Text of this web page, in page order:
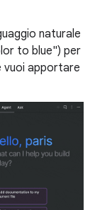
naturale
to blue") per
vuoi apportare